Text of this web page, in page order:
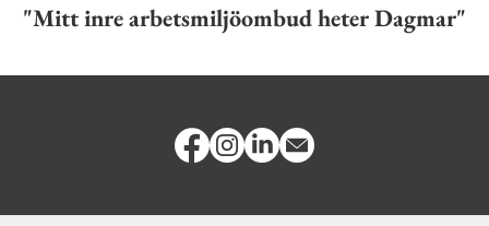
"Mitt inre arbetsmiljöombud heter Dagmar"